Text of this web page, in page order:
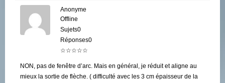
Anonyme
Offline
Sujets0
Réponses0
☆☆☆☆☆
NON, pas de fenêtre d’arc. Mais en général, je réduit et aligne au
mieux la sortie de flèche. ( difficulté avec les 3 cm épaisseur de la